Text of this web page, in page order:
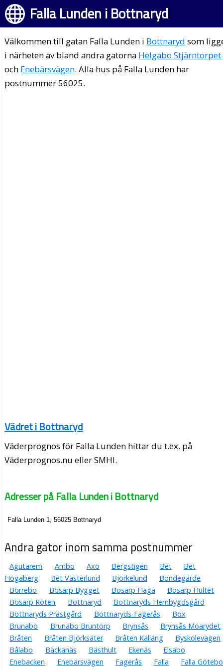
Falla Lunden i Bottnaryd
Välkommen till gatan Falla Lunden i Bottnaryd som
i närheten av bland andra gatorna Helgabo Stjärntorpet
och Enebärsvägen. Alla hus på Falla Lunden har
postnummer 56025.
Vädret i Bottnaryd
Väderprognos för Falla Lunden hittar du t.ex. på
Väderprognos.nu eller SMHI.
Adresser på Falla Lunden i Bottnaryd
Falla Lunden 1, 56025 Bottnaryd
Andra gator inom samma postnummer
Agutarem Ambo Axö Bergstigen Bet
Bet
Högaberg
Bet Västerlund Björkelund
Bondegärde
Borrebo
Bosarp Bygget Bosarp Haga
Bosarp Hultet
Bosarp Roten
Bottnaryd
Bottnaryds Hembygdsgård
Bottnaryds Prästgård
Bottnaryds-Fagerås
Box
Brunabo
Brunabo Bruntorp Brynsås
Brynsås Moarydet
Bråten
Bråten Björksäter Bråten Källäng
Byskolevägen
Bålabo
Bäckanäs Bästhult Ekenäs
Elsabo
Enebacken
Enebärsvägen Fagerås Falla
Falla Götebo